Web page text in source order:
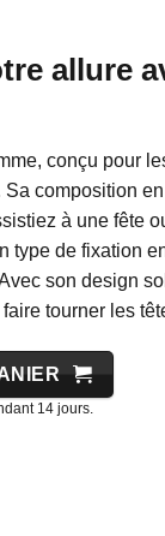
allure
conçu pour
composition
à une fête
type de fixation
son design
tourner les
14 jours.